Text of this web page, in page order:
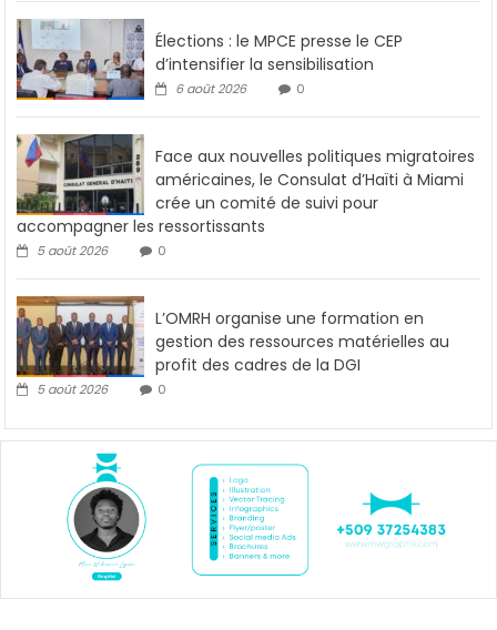
Élections : le MPCE presse le CEP
d’intensifier la sensibilisation
6 août 2026 0
Face aux nouvelles politiques migratoires
américaines, le Consulat d’Haïti à Miami
crée un comité de suivi pour
accompagner les ressortissants
5 août 2026 0
L’OMRH organise une formation en
gestion des ressources matérielles au
profit des cadres de la DGI
5 août 2026 0